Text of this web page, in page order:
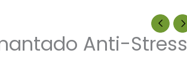
Anti-Stress